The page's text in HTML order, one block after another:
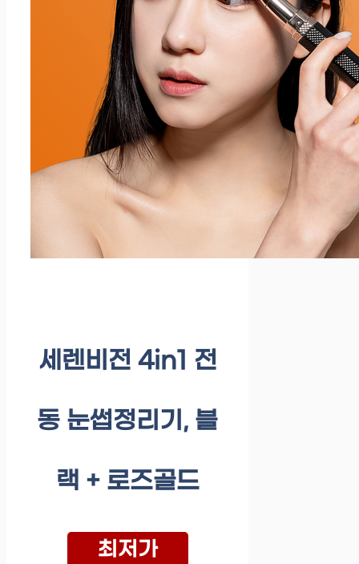
세렌비전 4in1 전
동 눈썹정리기, 블
랙 + 로즈골드
최저가